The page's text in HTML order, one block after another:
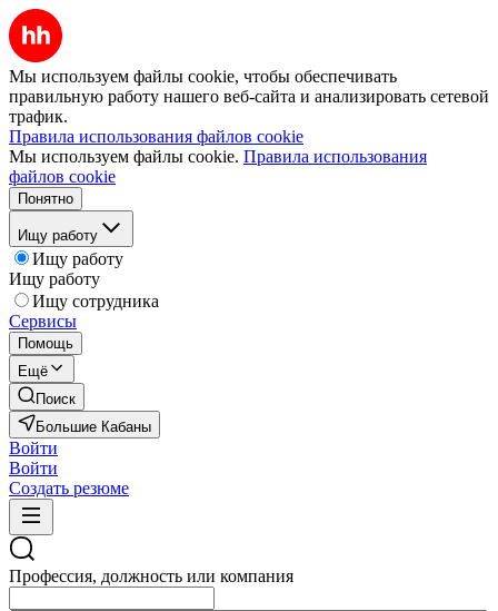
Мы используем файлы cookie, чтобы обеспечивать
правильную работу нашего веб-сайта и анализировать сетевой
трафик.
Правила использования файлов cookie
Мы используем файлы cookie. Правила использования
файлов cookie
Понятно
Ищу работу
Ищу работу
Ищу работу
Ищу сотрудника
Сервисы
Помощь
Ещё
Поиск
Большие Кабаны
Войти
Войти
Создать резюме
Профессия, должность или компания